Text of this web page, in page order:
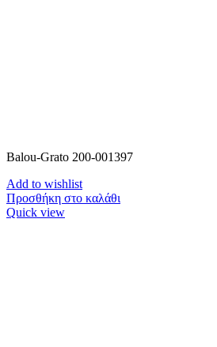
Balou-Grato 200-001397
Add to wishlist
Προσθήκη στο καλάθι
Quick view